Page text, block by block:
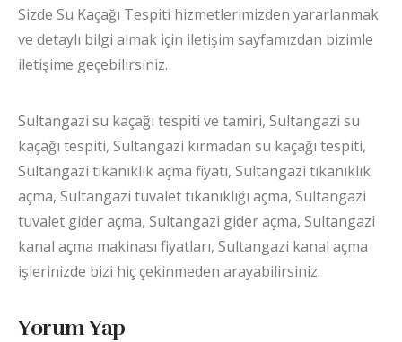
Sizde Su Kaçağı Tespiti hizmetlerimizden yararlanmak
ve detaylı bilgi almak için iletişim sayfamızdan bizimle
iletişime geçebilirsiniz.
Sultangazi su kaçağı tespiti ve tamiri, Sultangazi su
kaçağı tespiti, Sultangazi kırmadan su kaçağı tespiti,
Sultangazi tıkanıklık açma fiyatı, Sultangazi tıkanıklık
açma, Sultangazi tuvalet tıkanıklığı açma, Sultangazi
tuvalet gider açma, Sultangazi gider açma, Sultangazi
kanal açma makinası fiyatları, Sultangazi kanal açma
işlerinizde bizi hiç çekinmeden arayabilirsiniz.
Yorum Yap